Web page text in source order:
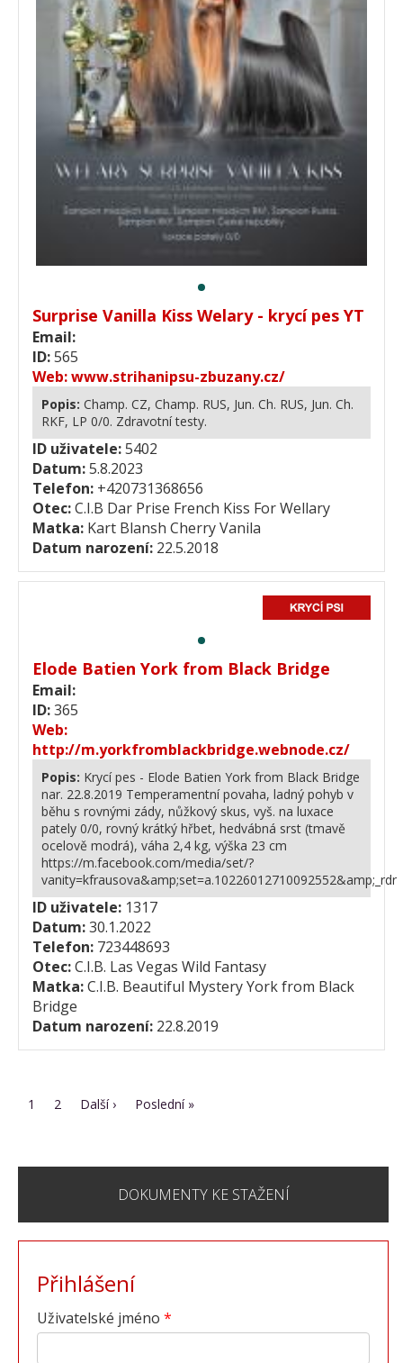
Surprise Vanilla Kiss Welary - krycí pes YT
Email:
ID:565
Web:www.strihanipsu-zbuzany.cz/
Popis: Champ. CZ, Champ. RUS, Jun. Ch. RUS, Jun. Ch.
RKF, LP 0/0. Zdravotní testy.
ID uživatele:5402
Datum:5.8.2023
Telefon: +420731368656
Otec:C.I.B Dar Prise French Kiss For Wellary
Matka: Kart Blansh Cherry Vanila
Datum narození: 22.5.2018
Elode Batien York from Black Bridge
Email:
ID:365
Web:
http://m.yorkfromblackbridge.webnode.cz/
Popis: Krycí pes - Elode Batien York from Black Bridge
nar. 22.8.2019 Temperamentní povaha, ladný pohyb v
běhu s rovnými zády, nůžkový skus, vyš. na luxace
pately 0/0, rovný krátký hřbet, hedvábná srst (tmavě
ocelově modrá), váha 2,4 kg, výška 23 cm
https://m.facebook.com/media/set/?
vanity=kfrausova&amp;set=a.10226012710092552&amp;_rdr
ID uživatele: 1317
Datum:30.1.2022
Telefon: 723448693
Otec:C.I.B. Las Vegas Wild Fantasy
Matka:C.I.B. Beautiful Mystery York from Black
Bridge
Datum narození: 22.8.2019
Pagination
Aktuální
1 Page
2
Následující
Další ›
Poslední
Poslední »
DOKUMENTY KE STAŽENÍ
Přihlášení
Uživatelské jméno